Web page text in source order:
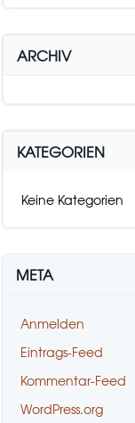
ARCHIV
KATEGORIEN
Keine Kategorien
META
Anmelden
Eintrags-Feed
Kommentar-Feed
WordPress.org